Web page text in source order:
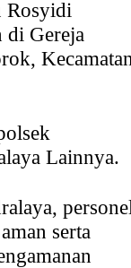
Rosyidi
di Gereja
Lainnya.
serta